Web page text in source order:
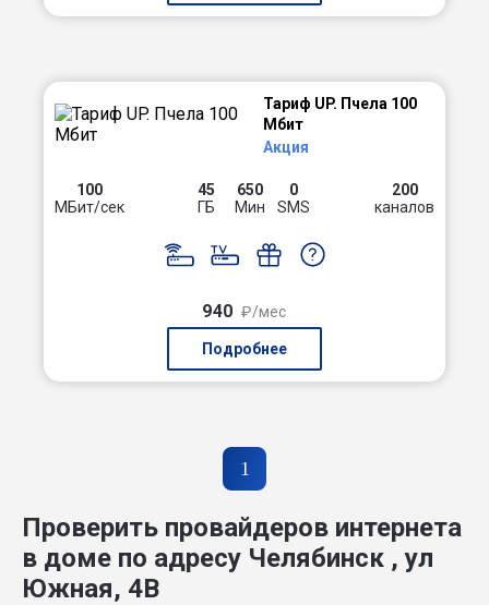
Тариф UP. Пчела 100
Мбит
Акция
100
МБит/сек
45
ГБ
650
Мин
0
SMS
200
каналов
940 ₽/мес
Подробнее
1
Проверить провайдеров интернета
в доме по адресу Челябинск , ул
Южная, 4В